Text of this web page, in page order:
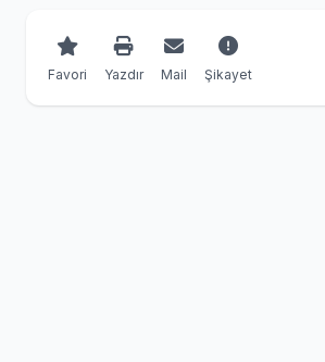
Favori Yazdır Mail Şikayet